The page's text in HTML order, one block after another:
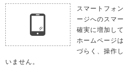
スマートフォ
ージへのスマ
確実に増加し
ホームページ
づらく、操作
いません。